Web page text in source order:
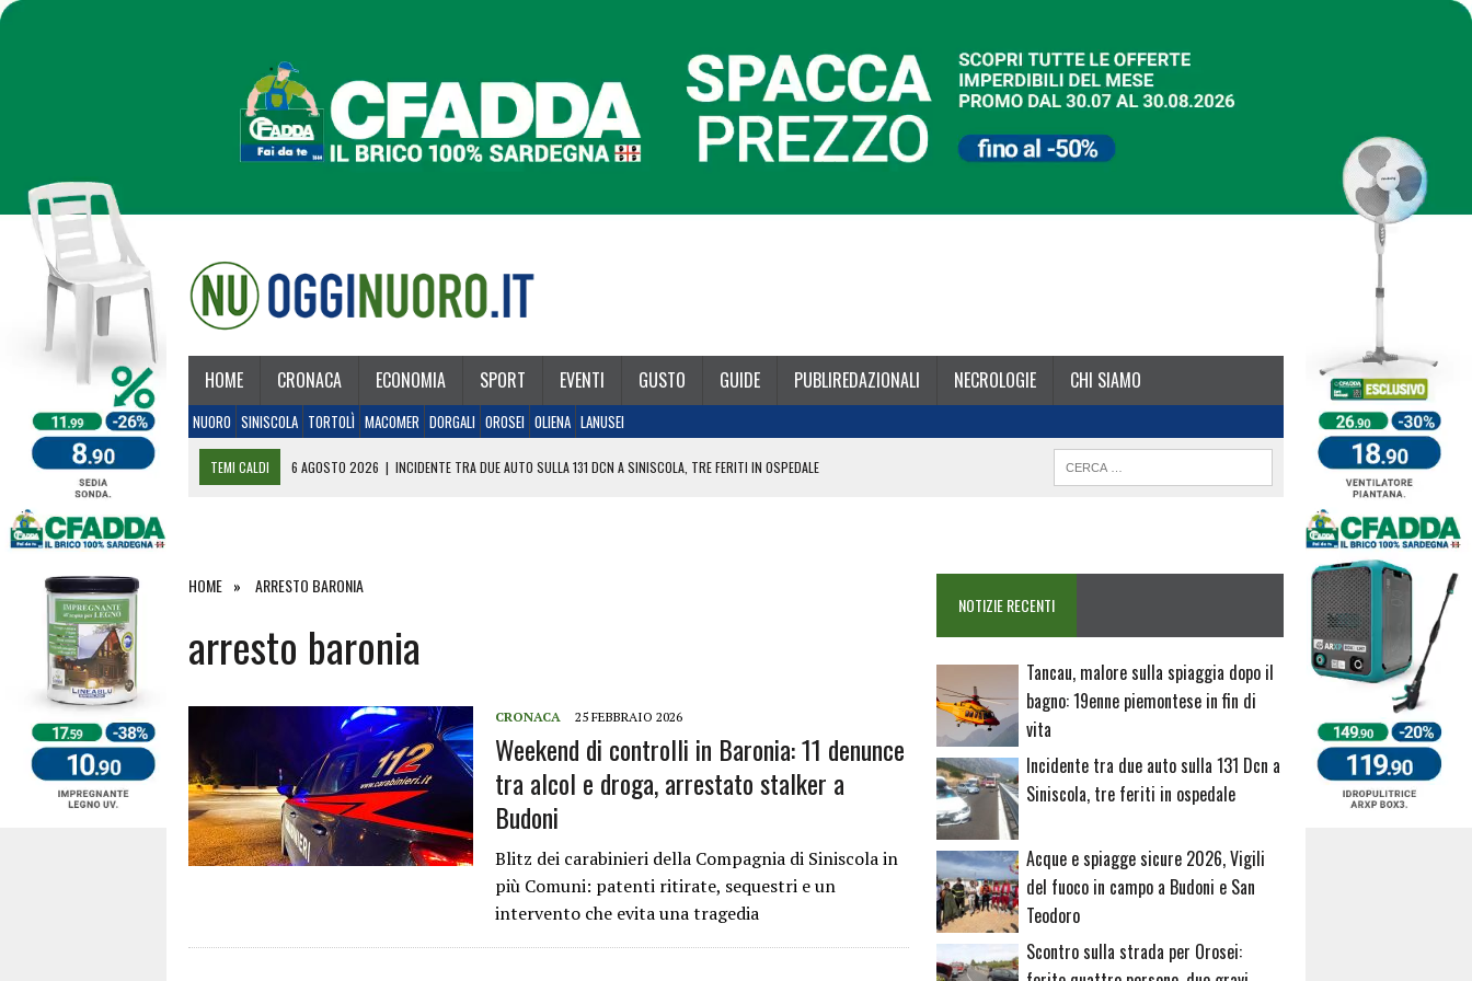
HOME CRONACA ECONOMIA SPORT EVENTI GUSTO GUIDE PUBLIREDAZIONALI NECROLOGIE CHI SIAMO
NUORO SINISCOLA TORTOLÌ MACOMER DORGALI OROSEI OLIENA LANUSEI
TEMI CALDI 6 AGOSTO 2026 | INCIDENTE TRA DUE AUTO SULLA 131 DCN A SINISCOLA, TRE FERITI IN OSPEDALE
27 LUGLIO 2026 | OMICIDIO A BARI SARDO, ECCO COME È STATO UCCISO SIMONE CONCAS
HOME ARRESTO BARONIA
arresto baronia
CRONACA 25 FEBBRAIO 2026
Weekend di controlli in Baronia: 11 denunce
tra alcol e droga, arrestato stalker a
Budoni
Blitz dei carabinieri della Compagnia di Siniscola in
più Comuni: patenti ritirate, sequestri e un
intervento che evita una tragedia
NOTIZIE RECENTI
Tancau, malore sulla spiaggia dopo il
bagno: 19enne piemontese in fin di
vita
Incidente tra due auto sulla 131 Dcn a
Siniscola, tre feriti in ospedale
Acque e spiagge sicure 2026, Vigili
del fuoco in campo a Budoni e San
Teodoro
Scontro sulla strada per Orosei: